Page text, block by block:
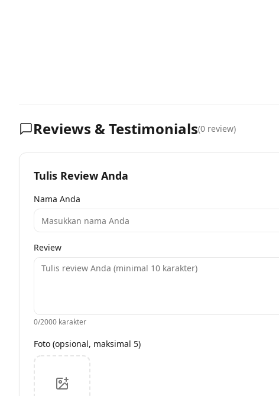
Reviews & Testimonials(0 review)
Tulis Review Anda
Nama Anda
Review
0/2000 karakter
Foto (opsional, maksimal 5)